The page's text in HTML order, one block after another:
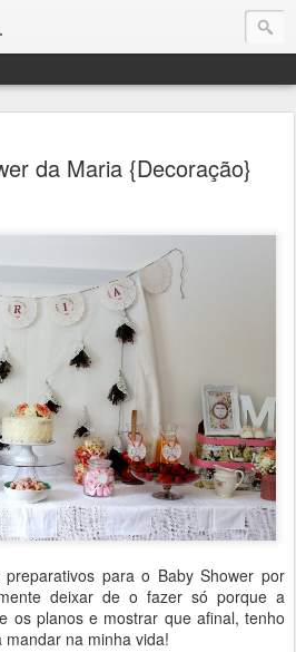
da Maria {Decoração}
para o Baby Shower por
deixar de o fazer só porque a
os planos e mostrar que afinal, tenho
na minha vida!